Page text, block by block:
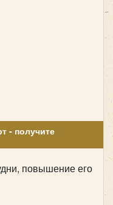
- получите
повышение его
его вместимость.
перевозок